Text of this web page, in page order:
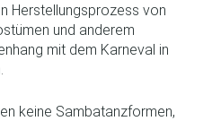
Herstellungsprozess von
und anderem
mit dem Karneval in
keine Sambatanzformen,